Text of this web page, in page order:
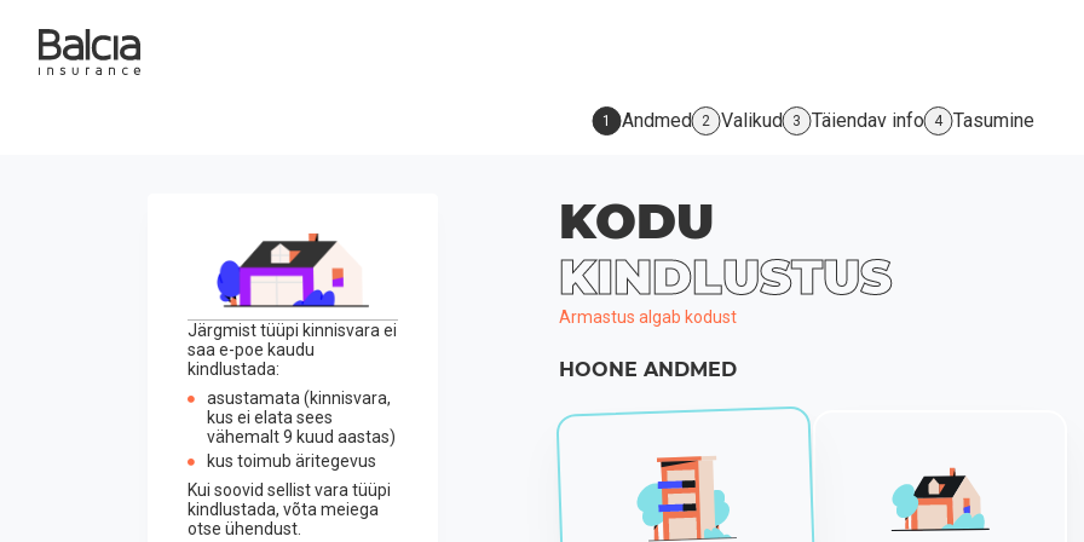
1 Andmed 2 Valikud 3 Täiendav info 4 Tasumine
Järgmist tüüpi kinnisvara ei
saa e-poe kaudu
kindlustada:
asustamata (kinnisvara,
kus ei elata sees
vähemalt 9 kuud aastas)
kus toimub äritegevus
Kui soovid sellist vara tüüpi
kindlustada, võta meiega
otse ühendust.
KODU
KINDLUSTUS
Armastus algab kodust
HOONE ANDMED